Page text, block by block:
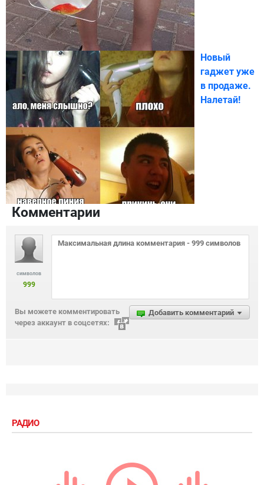
Новый
гаджет уже
в продаже.
Налетай!
Комментарии
символов
999
Добавить комментарий
Вы можете комментировать
через аккаунт в соцсетях:
РАДИО